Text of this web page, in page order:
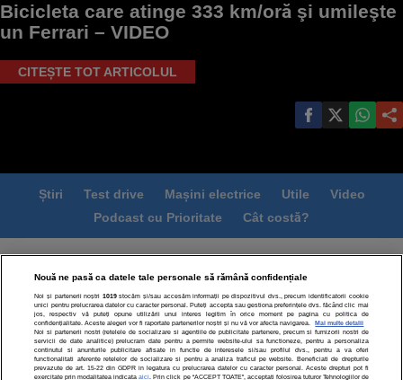
Bicicleta care atinge 333 km/oră şi umileşte
un Ferrari – VIDEO
CITEȘTE TOT ARTICOLUL
Știri Test drive Mașini electrice Utile
Video
Podcast cu Prioritate
Cât costă?
Termeni si conditii
Politica de confidentialitate
Politica de cookies
Echipa editorială
Modifică Setările
Nouă ne pasă ca datele tale personale să rămână confidențiale
Noi și partenerii noștri 1019stocăm și/sau accesăm informații pe dispozitivul dvs., precum identificatorii cookie
unici pentru prelucrarea datelor cu caracter personal. Puteți accepta sau gestiona preferințele dvs. făcând clic mai
jos, respectiv vă puteți opune utilizării unui interes legitim în orice moment pe pagina cu politica de
confidențialitate. Aceste alegeri vor fi raportate partenerilor noștri și nu vă vor afecta navigarea.
Mai multe detalii
Noi si partenerii nostri (retelele de socializare si agentiile de publicitate partenere, precum si furnizorii nostri de
servicii de date analitice) prelucram date pentru a permite website-ului sa functioneze, pentru a personaliza
continutul si anunturile publicitare afisate in functie de interesele si/sau profilul dvs., pentru a va oferi
functionalitati aferente retelelor de socializare si pentru a analiza traficul pe website. Beneficiati de drepturile
prevazute de art. 15-22 din GDPR in legatura cu prelucrarea datelor cu caracter personal. Aceste drepturi pot fi
exercitate prin modalitatea indicataaici . Prin click pe “ACCEPT TOATE”, acceptati folosirea tuturor Tehnologiilor de